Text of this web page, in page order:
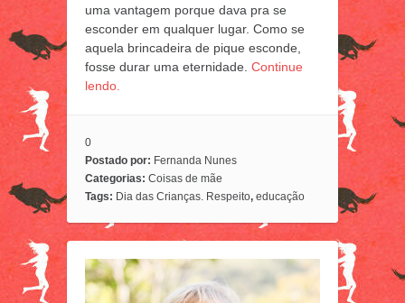
uma vantagem porque dava pra se
esconder em qualquer lugar. Como se
aquela brincadeira de pique esconde,
fosse durar uma eternidade. Continue
lendo.
0
Postado por: Fernanda Nunes
Categorias: Coisas de mãe
Tags: Dia das Crianças. Respeito, educação